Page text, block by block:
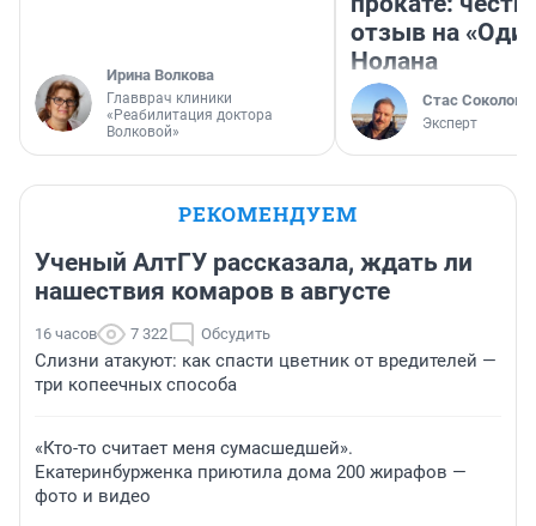
Ирина Волкова
Главврач клиники
«Реабилитация доктора
Волковой»
отзыв на
Нолана
Стас Соколов
Эксперт
РЕКОМЕНДУЕМ
Ученый АлтГУ рассказала, ждать ли
нашествия комаров в августе
16 часов 7 322 Обсудить
Слизни атакуют: как спасти цветник от вредителей —
три копеечных способа
«Кто-то считает меня сумасшедшей».
Екатеринбурженка приютила дома 200 жирафов —
фото и видео